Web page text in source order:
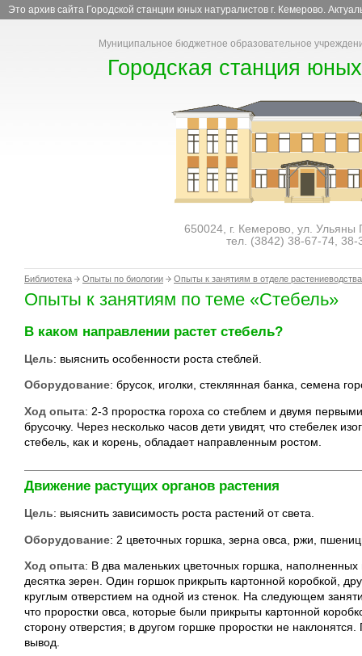
Это архив сайта Городской станции юных натуралистов г. Кемерово.
Муниципальное бюджетное образовательное
Городская станция
650024, г. Кемерово, ул. Ульяны
тел. (3842) 38-67-74, 38-
Библиотека Опыты по биологии Опыты к занятиям в отделе растениеводства
Опыты к занятиям по теме «Стебель»
В каком направлении растет стебель?
Цель: выяснить особенности роста стеблей.
Оборудование: брусок, иголки, стеклянная банка, семена
Ход опыта: 2-3 проростка гороха со стеблем и двумя
брусочку. Через несколько часов дети увидят, что стебелек
стебель, как и корень, обладает направленным ростом.
Движение растущих органов растения
Цель: выяснить зависимость роста растений от света.
Оборудование: 2 цветочных горшка, зерна овса, ржи,
Ход опыта: В два маленьких цветочных горшка,
десятка зерен. Один горшок прикрыть картонной коробкой,
круглым отверстием на одной из стенок. На следующем
что проростки овса, которые были прикрыты картонной
сторону отверстия; в другом горшке проростки не
вывод.